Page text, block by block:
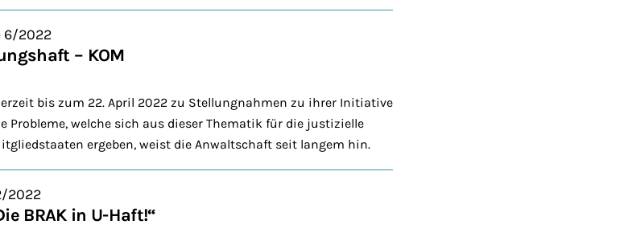
6/2022
– KOM
bis zum 22. April 2022 zu Stellungnahmen zu ihrer Initiative
Probleme, welche sich aus dieser Thematik für die justizielle
ergeben, weist die Anwaltschaft seit langem hin.
2022
BRAK in U-Haft!“